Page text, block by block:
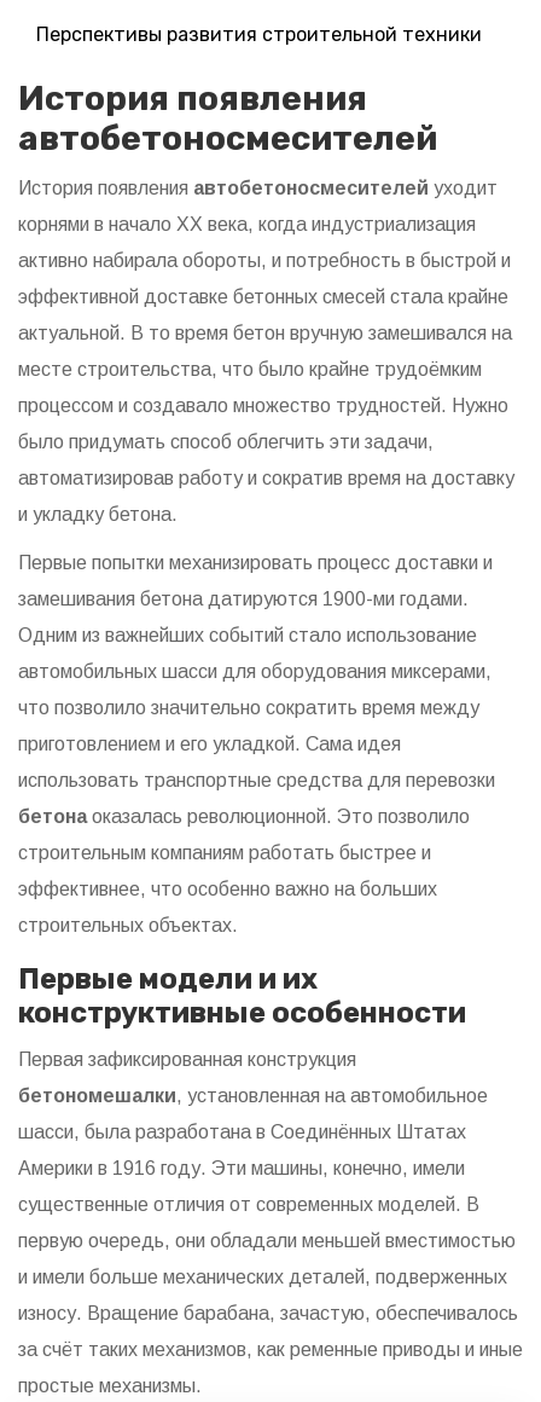
Перспективы развития строительной техники
История появления
автобетоносмесителей
История появления автобетоносмесителей уходит
корнями в начало XX века, когда индустриализация
активно набирала обороты, и потребность в быстрой и
эффективной доставке бетонных смесей стала крайне
актуальной. В то время бетон вручную замешивался на
месте строительства, что было крайне трудоёмким
процессом и создавало множество трудностей. Нужно
было придумать способ облегчить эти задачи,
автоматизировав работу и сократив время на доставку
и укладку бетона.
Первые попытки механизировать процесс доставки и
замешивания бетона датируются 1900-ми годами.
Одним из важнейших событий стало использование
автомобильных шасси для оборудования миксерами,
что позволило значительно сократить время между
приготовлением и его укладкой. Сама идея
использовать транспортные средства для перевозки
бетонаоказалась революционной. Это позволило
строительным компаниям работать быстрее и
эффективнее, что особенно важно на больших
строительных объектах.
Первые модели и их
конструктивные особенности
Первая зафиксированная конструкция
бетономешалки, установленная на автомобильное
шасси, была разработана в Соединённых Штатах
Америки в 1916 году. Эти машины, конечно, имели
существенные отличия от современных моделей. В
первую очередь, они обладали меньшей вместимостью
и имели больше механических деталей, подверженных
износу. Вращение барабана, зачастую, обеспечивалось
за счёт таких механизмов, как ременные приводы и иные
простые механизмы.